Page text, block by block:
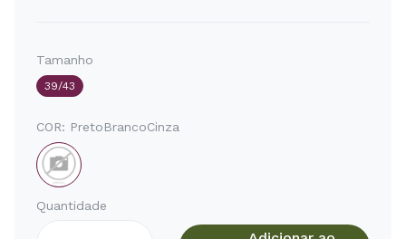
Tamanho
39/43
COR: PretoBrancoCinza
Quantidade